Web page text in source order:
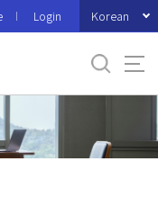
Login Korean